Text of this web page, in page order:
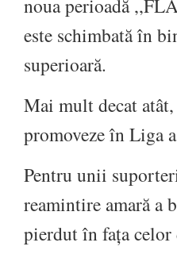
noua perioadă
este schimbată în
superioară.
Mai mult decat
promoveze în Liga
Pentru unii
reamintire amară a
pierdut în fața